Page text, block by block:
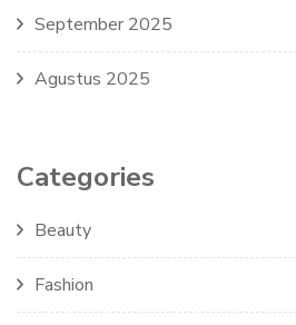
September 2025
Agustus 2025
Categories
Beauty
Fashion